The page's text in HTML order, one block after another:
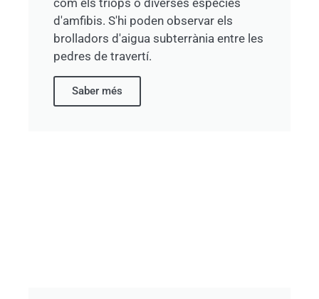
com els triops o diverses espècies
d'amfibis. S'hi poden observar els
brolladors d'aigua subterrània entre les
pedres de travertí.
Saber més